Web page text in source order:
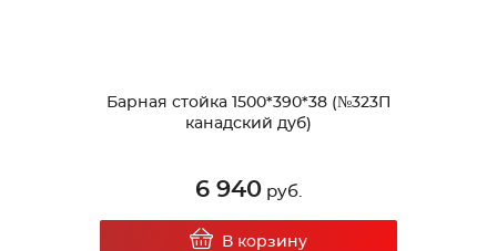
Барная стойка 1500*390*38 (№323П
канадский дуб)
6 940 руб.
В корзину